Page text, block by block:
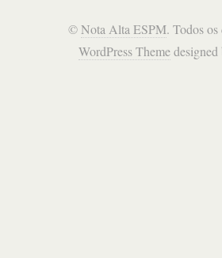
©Nota Alta ESPM. Todos
WordPress Themedesigned